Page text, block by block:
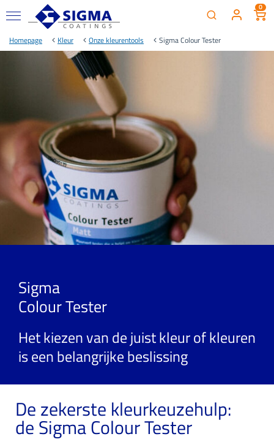
0
Homepage Kleur Onze kleurentools Sigma Colour Tester
Sigma
Colour Tester
Het kiezen van de juist kleur of kleuren
is een belangrijke beslissing
De zekerste kleurkeuzehulp:
de Sigma Colour Tester